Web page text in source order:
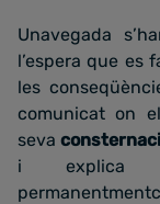
Unavegada
l’espera que es
les
comunicat on
seva
i explica